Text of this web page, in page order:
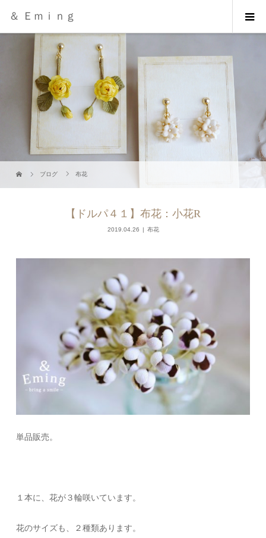
＆ Ｅｍｉｎｇ
ブログ 布花
【ドルパ４１】布花：小花R
2019.04.26 布花
単品販売。
１本に、花が３輪咲いています。
花のサイズも、２種類あります。